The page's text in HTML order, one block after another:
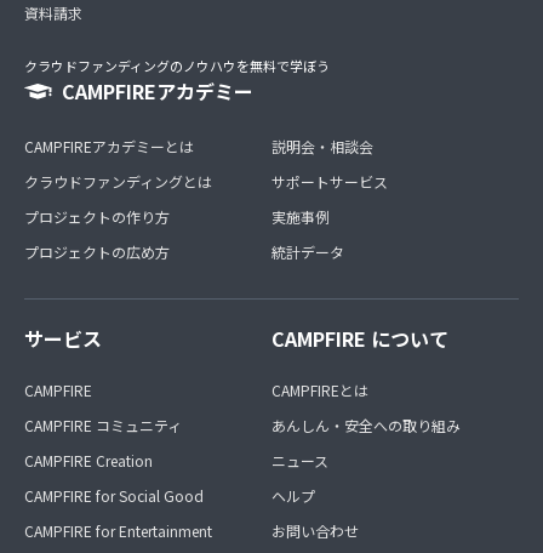
資料請求
クラウドファンディングのノウハウを無料で学ぼう
CAMPFIREアカデミー
CAMPFIREアカデミーとは
クラウドファンディングとは
プロジェクトの作り方
プロジェクトの広め方
説明会・相談会
サポートサービス
実施事例
統計データ
サービス
CAMPFIRE
CAMPFIRE コミュニティ
CAMPFIRE Creation
CAMPFIRE for Social Good
CAMPFIRE for Entertainment
CAMPFIRE について
CAMPFIREとは
あんしん・安全への取り組み
ニュース
ヘルプ
お問い合わせ